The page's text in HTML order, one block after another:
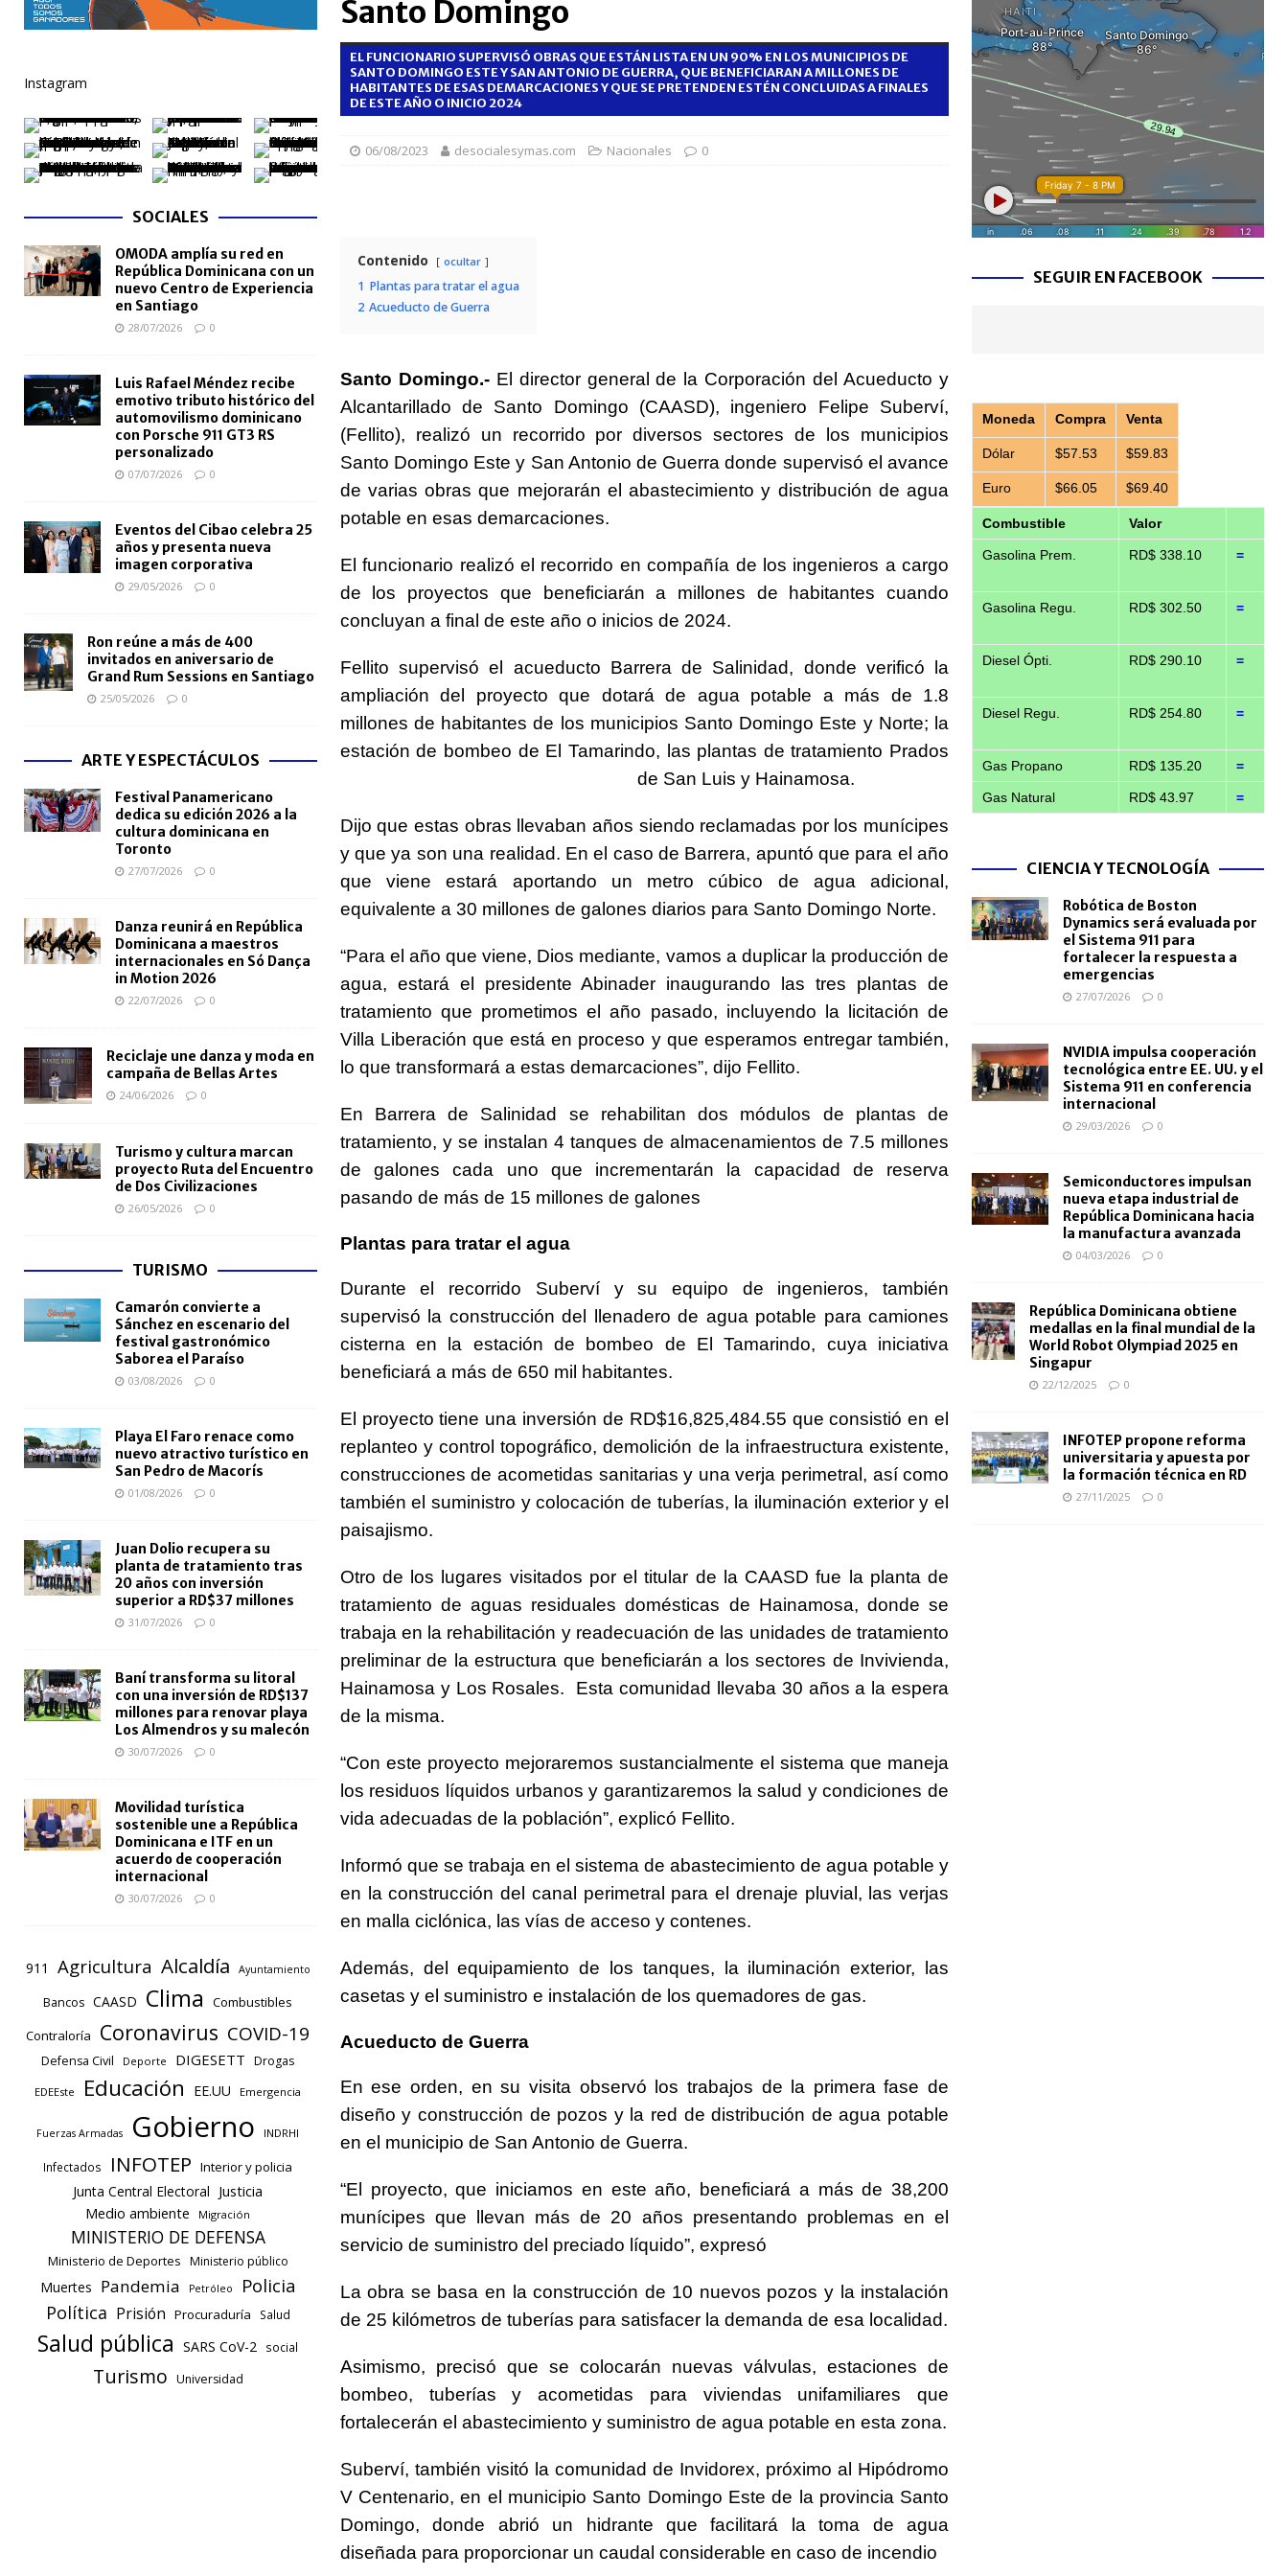
[ 05/08/2026 ]
Meta RD 2036 reúne a Gobierno, universidades y sector privado para definir la estrategia de desarrollo
Lactancia materna fortalece la salud del bebé y la madre, destaca Hospiten Santo Domingo
SALUD
[ 05/08/2026 ] TRAE incorpora 29 autobuses para ampliar el transporte escolar antes del inicio del año lectivo 2026-2027
NACIONALES
[ 05/08/2026 ]
Santo Domingo celebra 528 años con balance de obras urbanas y nuevos proyectos para la capital
NACIONALES
[ 04/08/2026 ] Código Penal reúne a periodistas en taller encabezado por la procuradora Yeni Berenice Reynoso
NACIONALES
Santo Domingo
EL FUNCIONARIO SUPERVISÓ OBRAS QUE ESTÁN LISTA EN UN 90% EN LOS MUNICIPIOS DE
SANTO DOMINGO ESTE Y SAN ANTONIO DE GUERRA, QUE BENEFICIARAN A MILLONES DE
HABITANTES DE ESAS DEMARCACIONES Y QUE SE PRETENDEN ESTÉN CONCLUIDAS A FINALES
DE ESTE AÑO O INICIO 2024
06/08/2023 desocialesymas.com Nacionales 0
Contenido ocultar
1 Plantas para tratar el agua
2 Acueducto de Guerra
Santo Domingo.-El director general de la Corporación del Acueducto y
Alcantarillado de Santo Domingo (CAASD), ingeniero Felipe Suberví,
(Fellito), realizó un recorrido por diversos sectores de los municipios
Santo Domingo Este y San Antonio de Guerra donde supervisó el avance
de varias obras que mejorarán el abastecimiento y distribución de agua
potable en esas demarcaciones.
El funcionario realizó el recorrido en compañía de los ingenieros a cargo
de los proyectos que beneficiarán a millones de habitantes cuando
concluyan a final de este año o inicios de 2024.
Fellito supervisó el acueducto Barrera de Salinidad, donde verificó la
ampliación del proyecto que dotará de agua potable a más de 1.8
millones de habitantes de los municipios Santo Domingo Este y Norte; la
estación de bombeo de El Tamarindo, las plantas de tratamiento Prados
de San Luis y Hainamosa.
Dijo que estas obras llevaban años siendo reclamadas por los munícipes
y que ya son una realidad. En el caso de Barrera, apuntó que para el año
que viene estará aportando un metro cúbico de agua adicional,
equivalente a 30 millones de galones diarios para Santo Domingo Norte.
“Para el año que viene, Dios mediante, vamos a duplicar la producción de
agua, estará el presidente Abinader inaugurando las tres plantas de
tratamiento que prometimos el año pasado, incluyendo la licitación de
Villa Liberación que está en proceso y que esperamos entregar también,
lo que transformará a estas demarcaciones”, dijo Fellito.
En Barrera de Salinidad se rehabilitan dos módulos de plantas de
tratamiento, y se instalan 4 tanques de almacenamientos de 7.5 millones
de galones cada uno que incrementarán la capacidad de reserva
pasando de más de 15 millones de galones
Plantas para tratar el agua
Durante el recorrido Suberví y su equipo de ingenieros, también
supervisó la construcción del llenadero de agua potable para camiones
cisterna en la estación de bombeo de El Tamarindo, cuya iniciativa
beneficiará a más de 650 mil habitantes.
El proyecto tiene una inversión de RD$16,825,484.55 que consistió en el
replanteo y control topográfico, demolición de la infraestructura existente,
construcciones de acometidas sanitarias y una verja perimetral, así como
también el suministro y colocación de tuberías, la iluminación exterior y el
paisajismo.
Otro de los lugares visitados por el titular de la CAASD fue la planta de
tratamiento de aguas residuales domésticas de Hainamosa, donde se
trabaja en la rehabilitación y readecuación de las unidades de tratamiento
preliminar de la estructura que beneficiarán a los sectores de Invivienda,
Hainamosa y Los Rosales. Esta comunidad llevaba 30 años a la espera
de la misma.
“Con este proyecto mejoraremos sustancialmente el sistema que maneja
los residuos líquidos urbanos y garantizaremos la salud y condiciones de
vida adecuadas de la población”, explicó Fellito.
Informó que se trabaja en el sistema de abastecimiento de agua potable y
en la construcción del canal perimetral para el drenaje pluvial, las verjas
en malla ciclónica, las vías de acceso y contenes.
Además, del equipamiento de los tanques, la iluminación exterior, las
casetas y el suministro e instalación de los quemadores de gas.
Acueducto de Guerra
En ese orden, en su visita observó los trabajos de la primera fase de
diseño y construcción de pozos y la red de distribución de agua potable
en el municipio de San Antonio de Guerra.
“El proyecto, que iniciamos en este año, beneficiará a más de 38,200
munícipes que llevan más de 20 años presentando problemas en el
servicio de suministro del preciado líquido”, expresó
La obra se basa en la construcción de 10 nuevos pozos y la instalación
de 25 kilómetros de tuberías para satisfacer la demanda de esa localidad.
Asimismo, precisó que se colocarán nuevas válvulas, estaciones de
bombeo, tuberías y acometidas para viviendas unifamiliares que
fortalecerán el abastecimiento y suministro de agua potable en esta zona.
Suberví, también visitó la comunidad de Invidorex, próximo al Hipódromo
V Centenario, en el municipio Santo Domingo Este de la provincia Santo
Domingo, donde abrió un hidrante que facilitará la toma de agua
diseñada para proporcionar un caudal considerable en caso de incendio
Instagram
SOCIALES
OMODA amplía su red en
República Dominicana con un
nuevo Centro de Experiencia
en Santiago
28/07/2026 0
Luis Rafael Méndez recibe
emotivo tributo histórico del
automovilismo dominicano
con Porsche 911 GT3 RS
personalizado
07/07/2026 0
Eventos del Cibao celebra 25
años y presenta nueva
imagen corporativa
29/05/2026 0
Ron reúne a más de 400
invitados en aniversario de
Grand Rum Sessions en Santiago
25/05/2026 0
ARTE Y ESPECTÁCULOS
Festival Panamericano
dedica su edición 2026 a la
cultura dominicana en
Toronto
27/07/2026 0
Danza reunirá en República
Dominicana a maestros
internacionales en Só Dança
in Motion 2026
22/07/2026 0
Reciclaje une danza y moda en
campaña de Bellas Artes
24/06/2026 0
Turismo y cultura marcan
proyecto Ruta del Encuentro
de Dos Civilizaciones
26/05/2026 0
TURISMO
Camarón convierte a
Sánchez en escenario del
festival gastronómico
Saborea el Paraíso
03/08/2026 0
Playa El Faro renace como
nuevo atractivo turístico en
San Pedro de Macorís
01/08/2026 0
Juan Dolio recupera su
planta de tratamiento tras
20 años con inversión
superior a RD$37 millones
31/07/2026 0
Baní transforma su litoral
con una inversión de RD$137
millones para renovar playa
Los Almendros y su malecón
30/07/2026 0
Movilidad turística
sostenible une a República
Dominicana e ITF en un
acuerdo de cooperación
internacional
30/07/2026 0
911 Agricultura Alcaldía Ayuntamiento
Bancos CAASD Clima
Combustibles
Contraloría
Coronavirus COVID-19
Defensa Civil Deporte DIGESETT Drogas
EDEEste Educación EE.UU Emergencia
Fuerzas Armadas Gobierno INDRHI
Infectados INFOTEP Interior y policia
Junta Central Electoral Justicia
Medio ambiente Migración
MINISTERIO DE DEFENSA
Ministerio de Deportes Ministerio público
Muertes Pandemia Petróleo Policia
Política Prisión Procuraduría Salud
Salud pública SARS CoV-2 social
Turismo Universidad
SEGUIR EN FACEBOOK
Moneda Compra Venta
Dólar $57.53 $59.83
Euro $66.05 $69.40
Combustible Valor
Gasolina Prem. RD$ 338.10 =
Gasolina Regu. RD$ 302.50 =
Diesel Ópti. RD$ 290.10 =
Diesel Regu. RD$ 254.80 =
Gas Propano RD$ 135.20 =
Gas Natural RD$ 43.97 =
CIENCIA Y TECNOLOGÍA
Robótica de Boston
Dynamics será evaluada por
el Sistema 911 para
fortalecer la respuesta a
emergencias
27/07/2026 0
NVIDIA impulsa cooperación
tecnológica entre EE. UU. y el
Sistema 911 en conferencia
internacional
29/03/2026 0
Semiconductores impulsan
nueva etapa industrial de
República Dominicana hacia
la manufactura avanzada
04/03/2026 0
República Dominicana obtiene
medallas en la final mundial de la
World Robot Olympiad 2025 en
Singapur
22/12/2025 0
INFOTEP propone reforma
universitaria y apuesta por
la formación técnica en RD
27/11/2025 0